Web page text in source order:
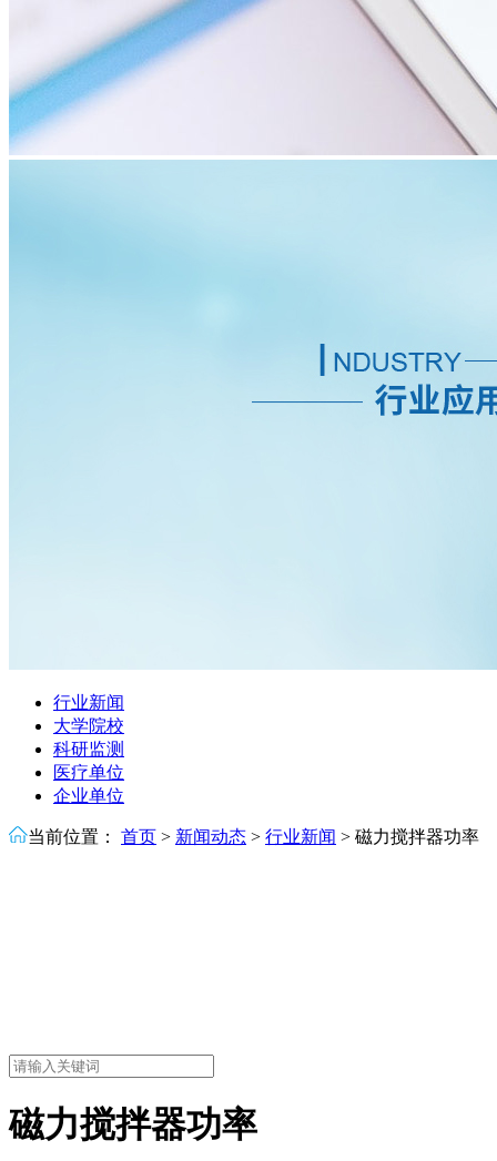
行业新闻
大学院校
科研监测
医疗单位
企业单位
当前位置： 首页 > 新闻动态 > 行业新闻 > 磁力搅拌器功率
磁力搅拌器功率